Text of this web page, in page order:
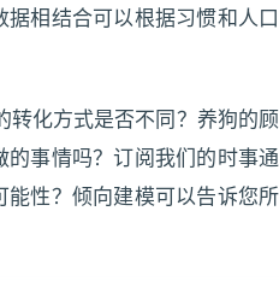
相结合可以根据习惯和人口
转化方式是否不同？养狗的顾
事情吗？订阅我们的时事通
性？倾向建模可以告诉您所